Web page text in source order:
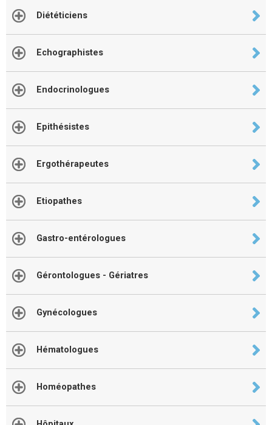
Diététiciens
Echographistes
Endocrinologues
Epithésistes
Ergothérapeutes
Etiopathes
Gastro-entérologues
Gérontologues - Gériatres
Gynécologues
Hématologues
Homéopathes